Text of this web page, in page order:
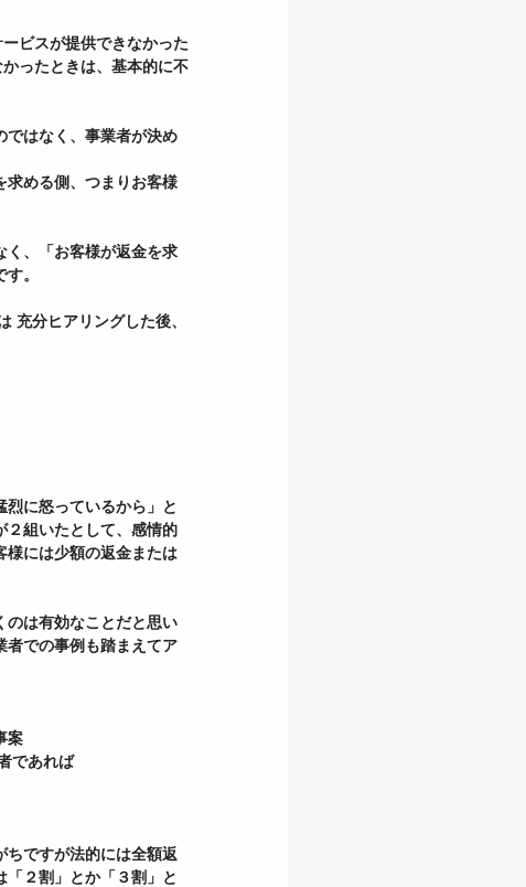
ビスが提供できなかった
ったときは、基本的に不
ではなく、事業者が決め
求める側、つまりお客様
く、「お客様が返金を求
す。
烈に怒っているから」と
２組いたとして、感情的
様には少額の返金または
のは有効なことだと思い
者での事例も踏まえてア
案
であれば
ちですが法的には全額返
２割」とか「３割」と